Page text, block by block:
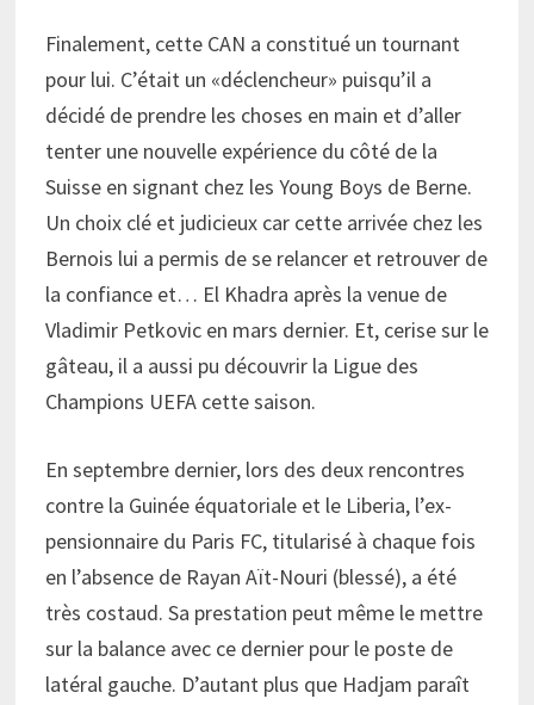
Finalement, cette CAN a constitué un tournant
pour lui. C’était un «déclencheur» puisqu’il a
décidé de prendre les choses en main et d’aller
tenter une nouvelle expérience du côté de la
Suisse en signant chez les Young Boys de Berne.
Un choix clé et judicieux car cette arrivée chez les
Bernois lui a permis de se relancer et retrouver de
la confiance et… El Khadra après la venue de
Vladimir Petkovic en mars dernier. Et, cerise sur le
gâteau, il a aussi pu découvrir la Ligue des
Champions UEFA cette saison.
En septembre dernier, lors des deux rencontres
contre la Guinée équatoriale et le Liberia, l’ex-
pensionnaire du Paris FC, titularisé à chaque fois
en l’absence de Rayan Aït-Nouri (blessé), a été
très costaud. Sa prestation peut même le mettre
sur la balance avec ce dernier pour le poste de
latéral gauche. D’autant plus que Hadjam paraît